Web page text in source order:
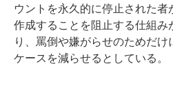
ウントを永久的に停止された
作成することを阻止する仕組み
り、罵倒や嫌がらせのためだけ
ケースを減らせるとしている。